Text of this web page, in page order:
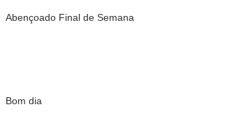
Abençoado Final de Semana
Bom dia